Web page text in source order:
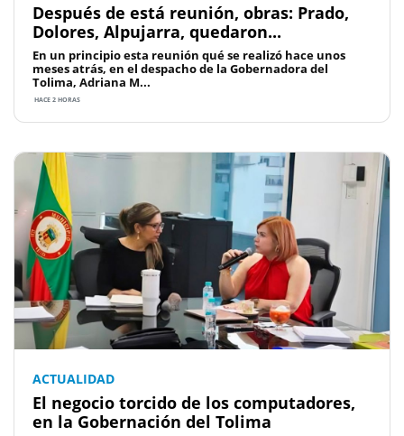
Después de está reunión, obras: Prado,
Dolores, Alpujarra, quedaron...
En un principio esta reunión qué se realizó hace unos
meses atrás, en el despacho de la Gobernadora del
Tolima, Adriana M...
HACE 2 HORAS
ACTUALIDAD
El negocio torcido de los computadores,
en la Gobernación del Tolima